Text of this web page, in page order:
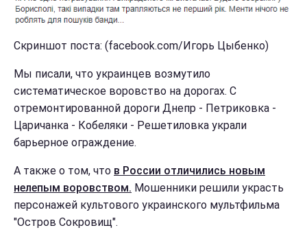
Скриншот поста: (facebook.com/Игорь Цыбенко)
Мы писали, что украинцев возмутило
систематическое воровство на дорогах. С
отремонтированной дороги Днепр - Петриковка -
Царичанка - Кобеляки - Решетиловка украли
барьерное ограждение.
А также о том, что в России отличились новым
нелепым воровством. Мошенники решили украсть
персонажей культового украинского мультфильма
"Остров Сокровищ".